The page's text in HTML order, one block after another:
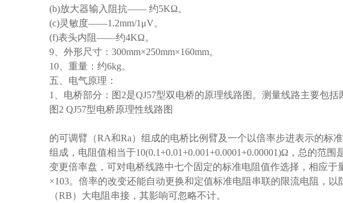
(b)放大器输入阻抗—— 约5KΩ。
(c)灵敏度——1.2mm/1μV。
(f)表头内阻——约4KΩ。
9、外形尺寸：300mm×250mm×160mm。
10、重量：约6kg。
五、 电气原理：
1、电桥部分：图2是QJ57型双电桥的原理线路图。测量线路主要包
图2 QJ57型电桥原理性线路图
的可调臂（RA和Ra）组成的电桥比例臂及一个以倍率步进表示的标
组成，电阻值相当于10(0.1+0.01+0.001+0.0001+0.00001)Ω，总的范围
变更倍率盘，可对电桥线路中七个固定的标准电阻值作选择，相应于
×103。倍率的改变还能自动更换和定值标准电阻串联的限流电阻，
（RB）大电阻串接，其影响可忽略不计。